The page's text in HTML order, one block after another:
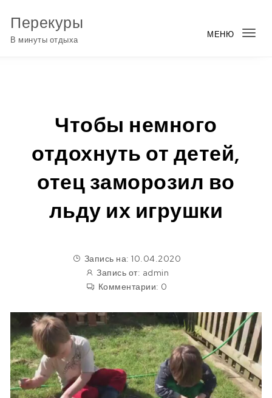
Перекуры
В минуты отдыха
МЕНЮ
Чтобы немного
отдохнуть от детей,
отец заморозил во
льду их игрушки
Запись на: 10.04.2020
Запись от: admin
Комментарии: 0